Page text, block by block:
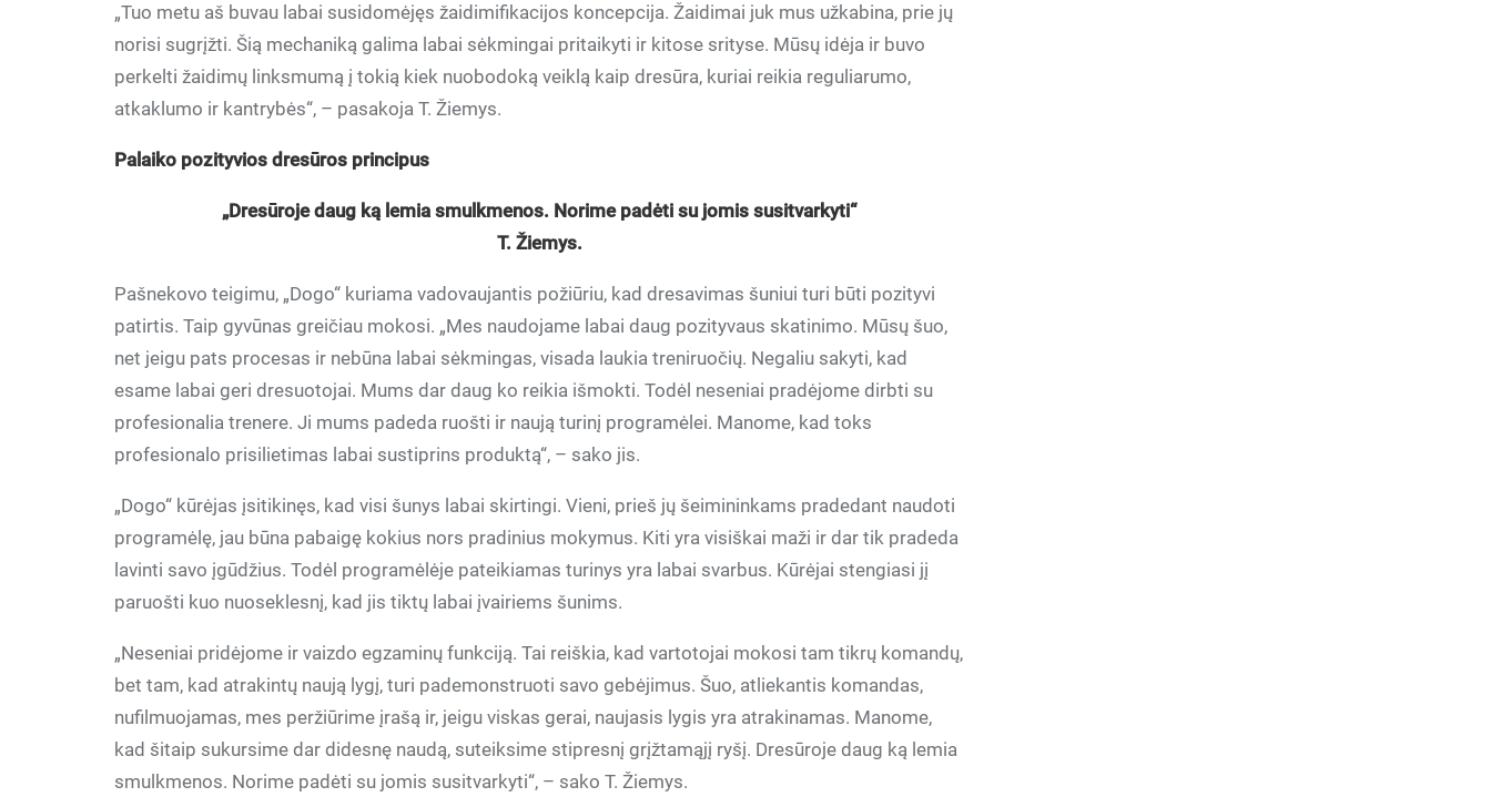
„Tuo metu aš buvau labai susidomėjęs žaidimifikacijos koncepcija. Žaidimai juk mus užkabina, prie jų
norisi sugrįžti. Šią mechaniką galima labai sėkmingai pritaikyti ir kitose srityse. Mūsų idėja ir buvo
perkelti žaidimų linksmumą į tokią kiek nuobodoką veiklą kaip dresūra, kuriai reikia reguliarumo,
atkaklumo ir kantrybės“, – pasakoja T. Žiemys.
Palaiko pozityvios dresūros principus
„Dresūroje daug ką lemia smulkmenos. Norime padėti su jomis susitvarkyti“
T. Žiemys.
Pašnekovo teigimu, „Dogo“ kuriama vadovaujantis požiūriu, kad dresavimas šuniui turi būti pozityvi
patirtis. Taip gyvūnas greičiau mokosi. „Mes naudojame labai daug pozityvaus skatinimo. Mūsų šuo,
net jeigu pats procesas ir nebūna labai sėkmingas, visada laukia treniruočių. Negaliu sakyti, kad
esame labai geri dresuotojai. Mums dar daug ko reikia išmokti. Todėl neseniai pradėjome dirbti su
profesionalia trenere. Ji mums padeda ruošti ir naują turinį programėlei. Manome, kad toks
profesionalo prisilietimas labai sustiprins produktą“, – sako jis.
„Dogo“ kūrėjas įsitikinęs, kad visi šunys labai skirtingi. Vieni, prieš jų šeimininkams pradedant naudoti
programėlę, jau būna pabaigę kokius nors pradinius mokymus. Kiti yra visiškai maži ir dar tik pradeda
lavinti savo įgūdžius. Todėl programėlėje pateikiamas turinys yra labai svarbus. Kūrėjai stengiasi jį
paruošti kuo nuoseklesnį, kad jis tiktų labai įvairiems šunims.
„Neseniai pridėjome ir vaizdo egzaminų funkciją. Tai reiškia, kad vartotojai mokosi tam tikrų komandų,
bet tam, kad atrakintų naują lygį, turi pademonstruoti savo gebėjimus. Šuo, atliekantis komandas,
nufilmuojamas, mes peržiūrime įrašą ir, jeigu viskas gerai, naujasis lygis yra atrakinamas. Manome,
kad šitaip sukursime dar didesnę naudą, suteiksime stipresnį grįžtamąjį ryšį. Dresūroje daug ką lemia
smulkmenos. Norime padėti su jomis susitvarkyti“, – sako T. Žiemys.